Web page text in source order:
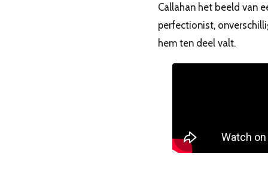
Callahan het beeld van
perfectionist,
hem ten deel valt.